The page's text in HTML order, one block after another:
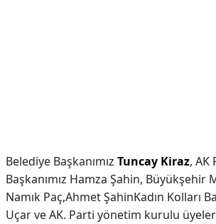
Belediye Başkanımız Tuncay Kiraz, AK
Başkanımız Hamza Şahin, Büyükşehir
Namık Paç,Ahmet ŞahinKadın Kolları
Uçar ve AK. Parti yönetim kurulu